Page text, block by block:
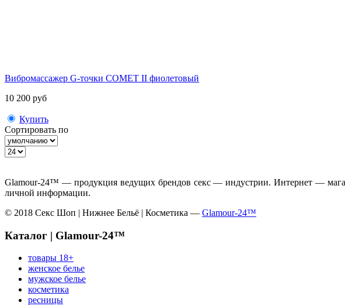
Вибромассажер G-точки COMET II фиолетовый
10 200 руб
Купить
Сортировать по
Glamour-24™ — продукция ведущих брендов секс — индустрии. Интернет —
личной информации.
© 2018 Секс Шоп | Нижнее Бельё | Косметика — Glamour-24™
Каталог | Glamour-24™
товары 18+
женское белье
мужское белье
косметика
ресницы